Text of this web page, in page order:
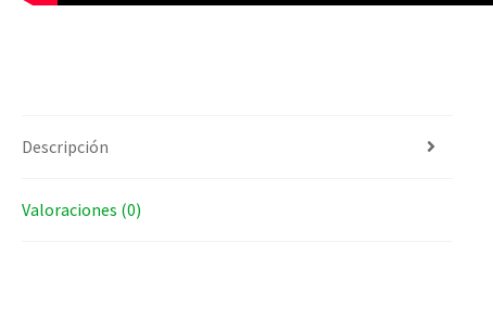
Descripción
Valoraciones (0)